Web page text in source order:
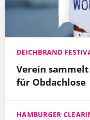
DEICHBRAND
Verein
für Obdachlose
HAMBURGER